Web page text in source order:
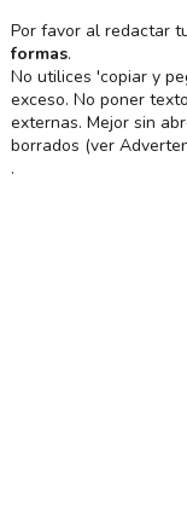
Por favor al redactar
formas.
No utilices 'copiar y
exceso. No poner
externas. Mejor sin
borrados (ver
.